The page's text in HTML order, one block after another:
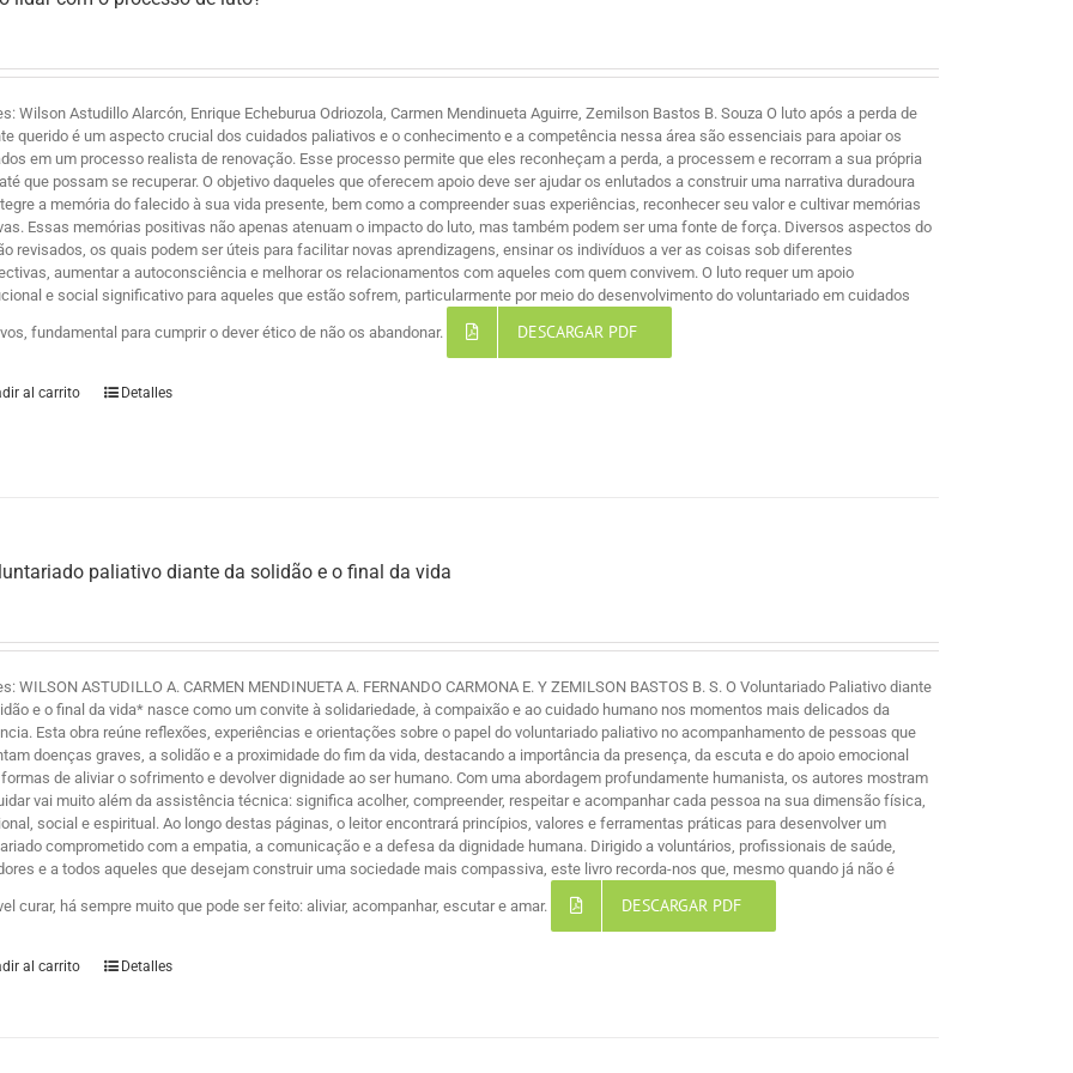
Wilson Astudillo Alarcón, Enrique Echeburua Odriozola, Carmen Mendinueta Aguirre, Zemilson Bastos B. Souza O luto após a perda de
querido é um aspecto crucial dos cuidados paliativos e o conhecimento e a competência nessa área são essenciais para apoiar os
em um processo realista de renovação. Esse processo permite que eles reconheçam a perda, a processem e recorram a sua própria
que possam se recuperar. O objetivo daqueles que oferecem apoio deve ser ajudar os enlutados a construir uma narrativa duradoura
a memória do falecido à sua vida presente, bem como a compreender suas experiências, reconhecer seu valor e cultivar memórias
Essas memórias positivas não apenas atenuam o impacto do luto, mas também podem ser uma fonte de força. Diversos aspectos do
revisados, os quais podem ser úteis para facilitar novas aprendizagens, ensinar os indivíduos a ver as coisas sob diferentes
aumentar a autoconsciência e melhorar os relacionamentos com aqueles com quem convivem. O luto requer um apoio
e social significativo para aqueles que estão sofrem, particularmente por meio do desenvolvimento do voluntariado em cuidados
fundamental para cumprir o dever ético de não os abandonar. DESCARGAR PDF
al carrito Detalles
paliativo diante da solidão e o final da vida
WILSON ASTUDILLO A. CARMEN MENDINUETA A. FERNANDO CARMONA E. Y ZEMILSON BASTOS B. S. O Voluntariado Paliativo diante
e o final da vida* nasce como um convite à solidariedade, à compaixão e ao cuidado humano nos momentos mais delicados da
Esta obra reúne reflexões, experiências e orientações sobre o papel do voluntariado paliativo no acompanhamento de pessoas que
doenças graves, a solidão e a proximidade do fim da vida, destacando a importância da presença, da escuta e do apoio emocional
de aliviar o sofrimento e devolver dignidade ao ser humano. Com uma abordagem profundamente humanista, os autores mostram
vai muito além da assistência técnica: significa acolher, compreender, respeitar e acompanhar cada pessoa na sua dimensão física,
social e espiritual. Ao longo destas páginas, o leitor encontrará princípios, valores e ferramentas práticas para desenvolver um
comprometido com a empatia, a comunicação e a defesa da dignidade humana. Dirigido a voluntários, profissionais de saúde,
e a todos aqueles que desejam construir uma sociedade mais compassiva, este livro recorda-nos que, mesmo quando já não é
curar, há sempre muito que pode ser feito: aliviar, acompanhar, escutar e amar. DESCARGAR PDF
al carrito Detalles